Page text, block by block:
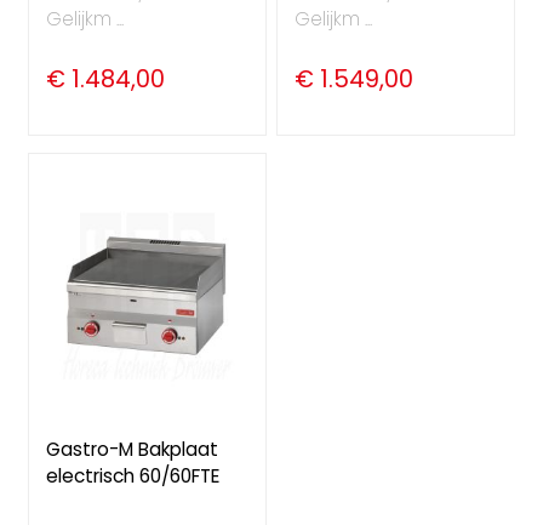
Gelijkm ...
€ 1.484,00
Gelijkm ...
€ 1.549,00
Gastro-M Bakplaat
electrisch 60/60FTE